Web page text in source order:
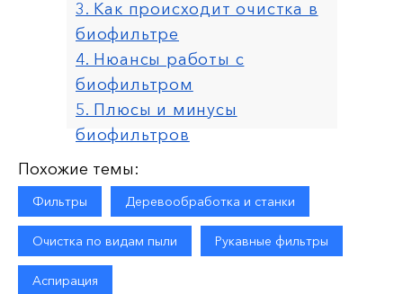
3. Как происходит очистка в
биофильтре
4. Нюансы работы с
биофильтром
5. Плюсы и минусы
биофильтров
Похожие темы:
Фильтры Деревообработка и станки
Очистка по видам пыли Рукавные фильтры
Аспирация